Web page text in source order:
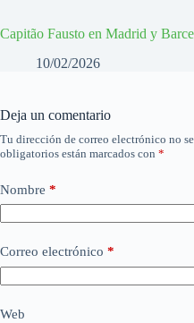
Capitão Fausto en Madrid y
10/02/2026
Deja un comentario
Tu dirección de correo electrónico no
obligatorios están marcados con *
Nombre *
Correo electrónico *
Web